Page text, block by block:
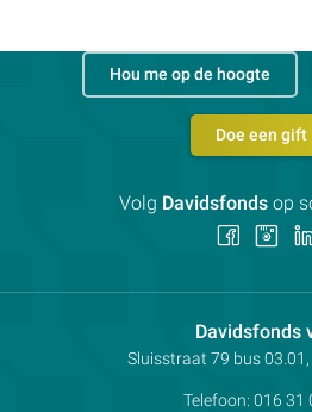
Davidsfonds
Adres:
Sluisstraat 79 bus
Telefoon: 016 31
Hou me op de hoogte
Doe een gift
Volg Davidsfondsop
Volg